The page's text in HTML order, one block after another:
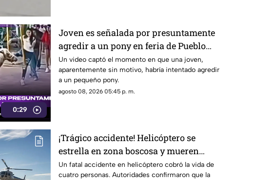
0:29
Joven es señalada por presuntamente
agredir a un pony en feria de Pueblo
Mágico
Un video captó el momento en que una joven,
aparentemente sin motivo, habría intentado agredir
a un pequeño pony.
agosto 08, 2026 05:45 p. m.
¡Trágico accidente! Helicóptero se
estrella en zona boscosa y mueren
cuatro personas
Un fatal accidente en helicóptero cobró la vida de
cuatro personas. Autoridades confirmaron que la